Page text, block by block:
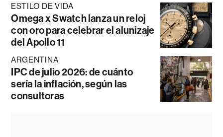
ESTILO DE VIDA
Omega x Swatch lanza un reloj
con oro para celebrar el alunizaje
del Apollo 11
ARGENTINA
IPC de julio 2026: de cuánto
sería la inflación, según las
consultoras